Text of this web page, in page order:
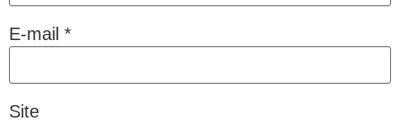
E-mail *
Site